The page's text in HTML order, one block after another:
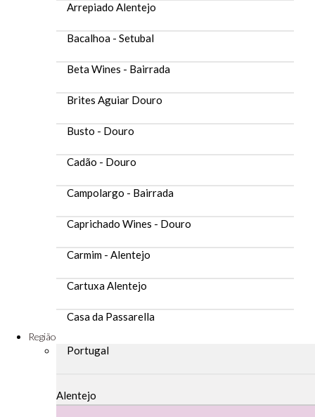
Arrepiado Alentejo
Bacalhoa - Setubal
Beta Wines - Bairrada
Brites Aguiar Douro
Busto - Douro
Cadão - Douro
Campolargo - Bairrada
Caprichado Wines - Douro
Carmim - Alentejo
Cartuxa Alentejo
Casa da Passarella
Casa do Barroso
Casa Relvas Alentejo
Região
Portugal
Alentejo